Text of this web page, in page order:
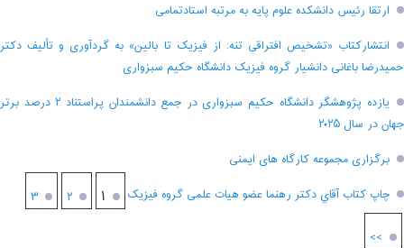
ارتقا رئیس دانشکده علوم پایه به مرتبه استادتمامی
انتشارکتاب «تشخیص افتراقی تنه: از فیزیک تا بالین» به گردآوری و تألیف دکتر
حمیدرضا باغانی دانشیار گروه فیزیک دانشگاه حکیم سبزواری
یازده پژوهشگر دانشگاه حکیم سبزواری در جمع دانشمندان پراستناد ۲ درصد برتر
جهان در سال ۲۰۲۵
برگزاری مجموعه کارگاه های ایمنی
چاپ کتاب آقاي دکتر رهنما عضو هیات علمی گروه فیزیک
۱ ۲ ۳
>>